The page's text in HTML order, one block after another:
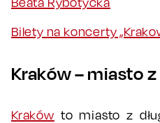
Bilety na koncerty
Kraków – miasto
Kraków to miasto z